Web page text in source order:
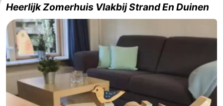
Spielplätze
Minigolfplätze
Dörfer
&
Städte
Natur
Sport
Heerlijk Zomerhuis Vlakbij Strand En Duinen